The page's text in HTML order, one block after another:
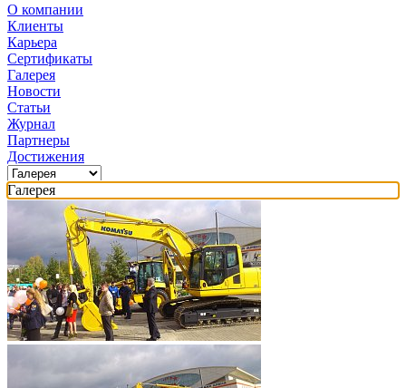
О компании
Клиенты
Карьера
Сертификаты
Галерея
Новости
Статьи
Журнал
Партнеры
Достижения
Галерея